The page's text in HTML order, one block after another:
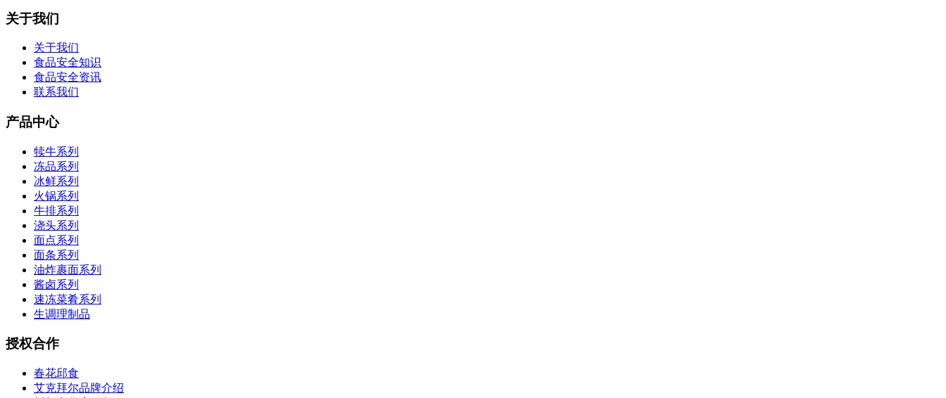
关于我们
关于我们
食品安全知识
食品安全资讯
联系我们
产品中心
犊牛系列
冻品系列
冰鲜系列
火锅系列
牛排系列
浇头系列
面点系列
面条系列
油炸裹面系列
酱卤系列
速冻菜肴系列
生调理制品
授权合作
春花邱食
艾克拜尔品牌介绍